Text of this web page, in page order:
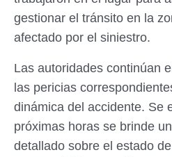
gestionar el tránsito en la
afectado por el siniestro.
Las autoridades continúan
las pericias
dinámica del accidente. Se
próximas horas se brinde
detallado sobre el estado